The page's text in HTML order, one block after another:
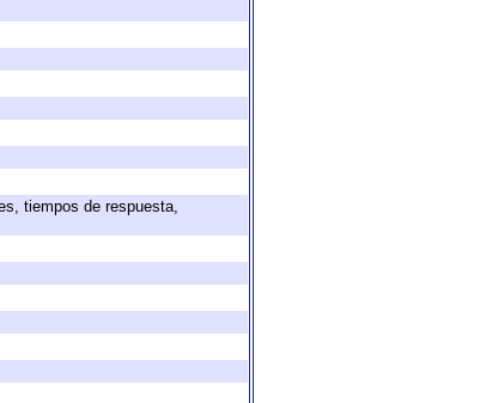
tiempos de respuesta,